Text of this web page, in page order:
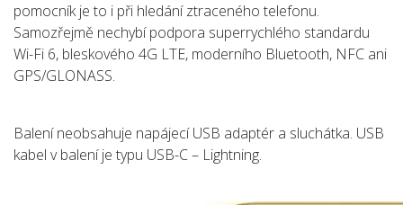
pomocník je to i při hledání ztraceného telefonu.
Samozřejmě nechybí podpora superrychlého standardu
Wi-Fi 6, bleskového 4G LTE, moderního Bluetooth, NFC ani
GPS/GLONASS.
Balení neobsahuje napájecí USB adaptér a sluchátka. USB
kabel v balení je typu USB-C – Lightning.